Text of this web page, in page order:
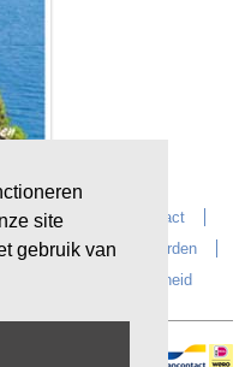
site
gebruik van
Vacatures
Contact
Reisvoorwaarden
Duurzaamheid